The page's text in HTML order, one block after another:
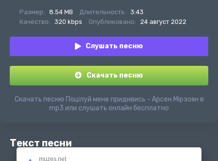
Размер: 8.54 MB Длительность:
3:43
Качество:
320 kbps Опубликовано: 24 август 2022
Слушать песню
Скачать песню
Скачать песню Поцілуй мене придивись - Арсен Мірзоян в
mp3 или слушать онлайн бесплатно
Текст песни
muzes.net